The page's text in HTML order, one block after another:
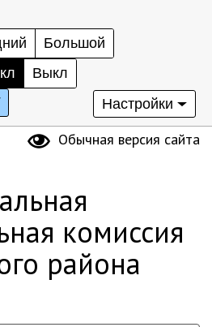
Большой
Выкл
Настройки
Обычная версия сайта
комиссия
района